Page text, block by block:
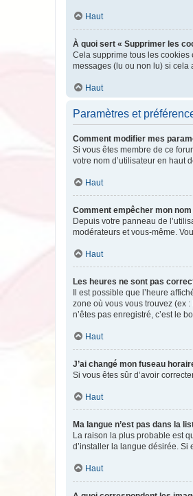
Haut
À quoi sert « Supprimer les
Cela supprime tous les cookies
messages (lu ou non lu) si cela
Haut
Paramètres et
Comment modifier mes
Si vous êtes membre de ce
votre nom d’utilisateur en haut
Haut
Comment empêcher mon
Depuis votre panneau de
modérateurs et vous-même.
Haut
Les heures ne sont pas
Il est possible que l’heure
zone où vous vous trouvez (ex
n’êtes pas enregistré, c’est le
Haut
J’ai changé mon fuseau
Si vous êtes sûr d’avoir
Haut
Ma langue n’est pas dans la
La raison la plus probable est
d’installer la langue désirée. Si
Haut